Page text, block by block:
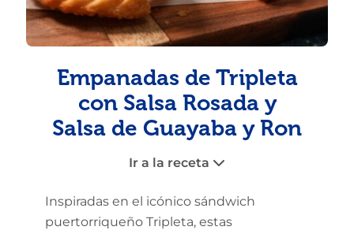
Empanadas de Tripleta
con Salsa Rosada y
Salsa de Guayaba y Ron
Ir a la receta
Inspiradas en el icónico sándwich
puertorriqueño Tripleta, estas